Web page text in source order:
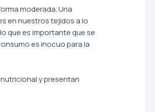
moderada. Una
en nuestros tejidos a lo
que es importante que se
es inocuo para la
y presentan